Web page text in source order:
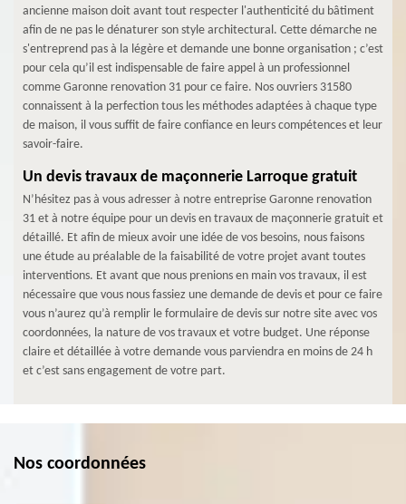
ancienne maison doit avant tout respecter l'authenticité du bâtiment
afin de ne pas le dénaturer son style architectural. Cette démarche ne
s'entreprend pas à la légère et demande une bonne organisation ; c’est
pour cela qu’il est indispensable de faire appel à un professionnel
comme Garonne renovation 31 pour ce faire. Nos ouvriers 31580
connaissent à la perfection tous les méthodes adaptées à chaque type
de maison, il vous suffit de faire confiance en leurs compétences et leur
savoir-faire.
Un devis travaux de maçonnerie Larroque gratuit
N’hésitez pas à vous adresser à notre entreprise Garonne renovation
31 et à notre équipe pour un devis en travaux de maçonnerie gratuit et
détaillé. Et afin de mieux avoir une idée de vos besoins, nous faisons
une étude au préalable de la faisabilité de votre projet avant toutes
interventions. Et avant que nous prenions en main vos travaux, il est
nécessaire que vous nous fassiez une demande de devis et pour ce faire
vous n’aurez qu’à remplir le formulaire de devis sur notre site avec vos
coordonnées, la nature de vos travaux et votre budget. Une réponse
claire et détaillée à votre demande vous parviendra en moins de 24 h
et c’est sans engagement de votre part.
Nos coordonnées